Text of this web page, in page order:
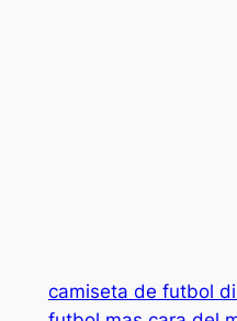
camiseta de futbol